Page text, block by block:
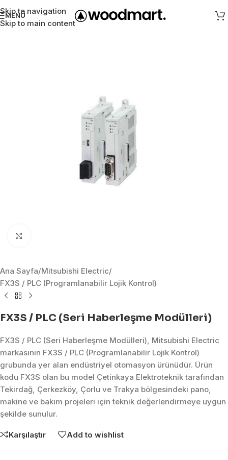
Skip to navigation
Skip to main content
MENÜ
Ana Sayfa/Mitsubishi Electric/
FX3S / PLC (Programlanabilir Lojik Kontrol)
FX3S / PLC (Seri Haberleşme Modülleri)
FX3S / PLC (Seri Haberleşme Modülleri), Mitsubishi Electric
markasının FX3S / PLC (Programlanabilir Lojik Kontrol)
grubunda yer alan endüstriyel otomasyon ürünüdür. Ürün
kodu FX3S olan bu model Çetinkaya Elektroteknik tarafından
Tekirdağ, Çerkezköy, Çorlu ve Trakya bölgesindeki pano,
makine ve bakım projeleri için teknik değerlendirmeye uygun
şekilde sunulur.
Karşılaştır Add to wishlist